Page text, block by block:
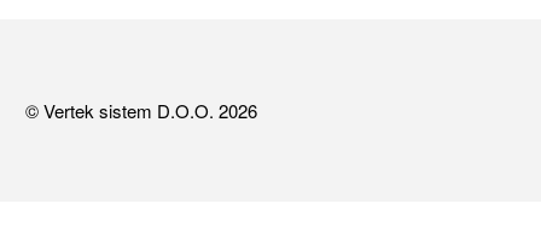
© Vertek sistem D.O.O. 2026